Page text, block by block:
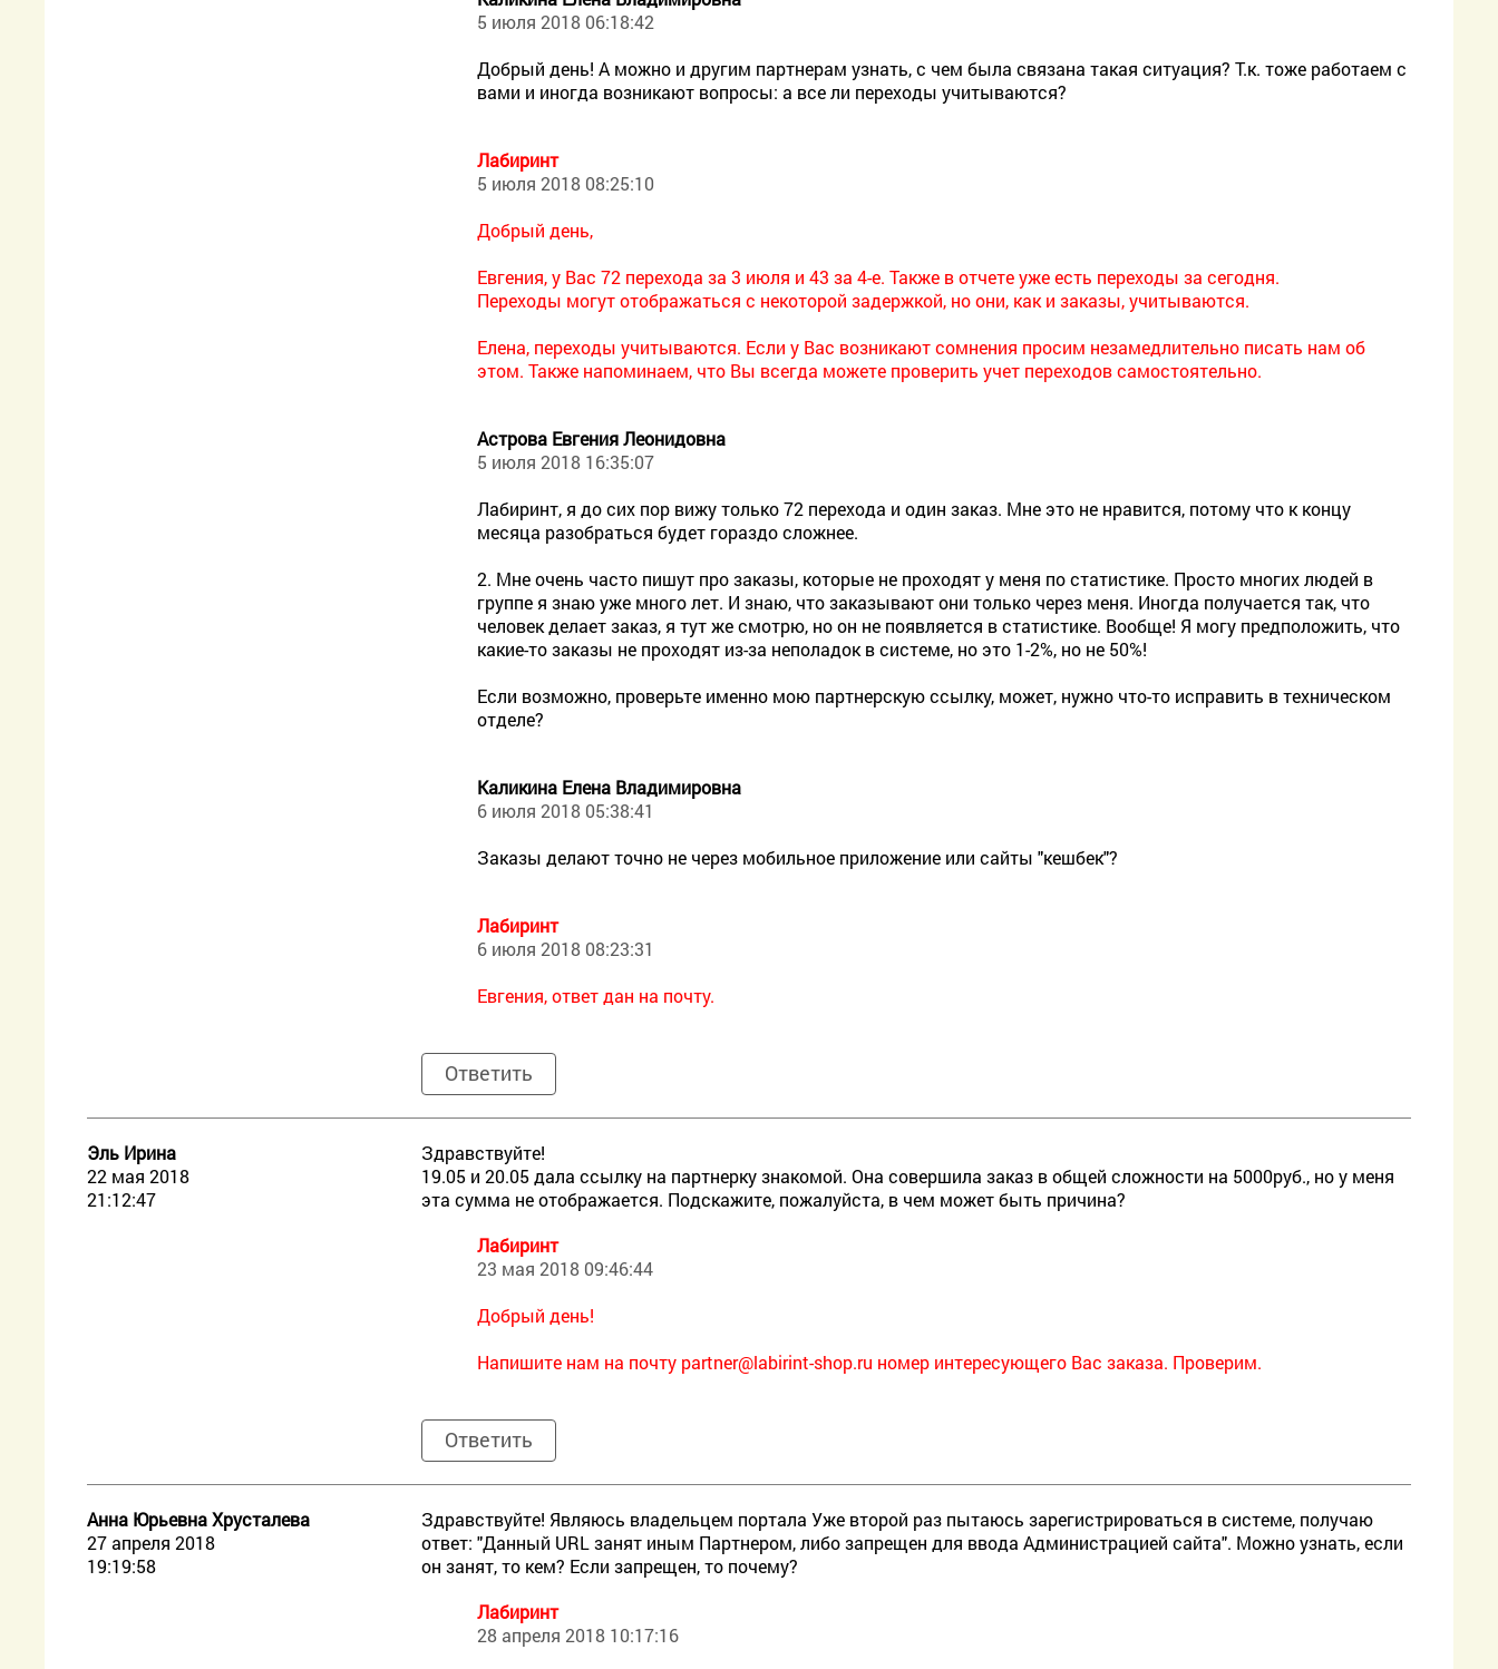
5 июля 2018 06:18:42
Добрый день! А можно и другим партнерам узнать, с чем была связана такая ситуация? Т.к. тоже работаем с
вами и иногда возникают вопросы: а все ли переходы учитываются?
Лабиринт
5 июля 2018 08:25:10
Добрый день,
Евгения, у Вас 72 перехода за 3 июля и 43 за 4-е. Также в отчете уже есть переходы за сегодня.
Переходы могут отображаться с некоторой задержкой, но они, как и заказы, учитываются.
Елена, переходы учитываются. Если у Вас возникают сомнения просим незамедлительно писать нам об
этом. Также напоминаем, что Вы всегда можете проверить учет переходов самостоятельно.
Астрова Евгения Леонидовна
5 июля 2018 16:35:07
Лабиринт, я до сих пор вижу только 72 перехода и один заказ. Мне это не нравится, потому что к концу
месяца разобраться будет гораздо сложнее.
2. Мне очень часто пишут про заказы, которые не проходят у меня по статистике. Просто многих людей в
группе я знаю уже много лет. И знаю, что заказывают они только через меня. Иногда получается так, что
человек делает заказ, я тут же смотрю, но он не появляется в статистике. Вообще! Я могу предположить, что
какие-то заказы не проходят из-за неполадок в системе, но это 1-2%, но не 50%!
Если возможно, проверьте именно мою партнерскую ссылку, может, нужно что-то исправить в техническом
отделе?
Каликина Елена Владимировна
6 июля 2018 05:38:41
Заказы делают точно не через мобильное приложение или сайты "кешбек"?
Лабиринт
6 июля 2018 08:23:31
Евгения, ответ дан на почту.
Ответить
Эль Ирина
22 мая 2018
21:12:47
Здравствуйте!
19.05 и 20.05 дала ссылку на партнерку знакомой. Она совершила заказ в общей сложности на 5000руб., но у меня
эта сумма не отображается. Подскажите, пожалуйста, в чем может быть причина?
Лабиринт
23 мая 2018 09:46:44
Добрый день!
Напишите нам на почту partner@labirint-shop.ru номер интересующего Вас заказа. Проверим.
Ответить
Анна Юрьевна Хрусталева
27 апреля 2018
19:19:58
Здравствуйте! Являюсь владельцем портала Уже второй раз пытаюсь зарегистрироваться в системе, получаю
ответ: "Данный URL занят иным Партнером, либо запрещен для ввода Администрацией сайта". Можно узнать, если
он занят, то кем? Если запрещен, то почему?
Лабиринт
28 апреля 2018 10:17:16